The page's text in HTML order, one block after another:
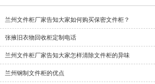
兰州文件柜厂家告知大家如何购买保密文件柜？
张掖旧衣物回收柜定制电话
兰州文件柜厂家告知大家怎样清除文件柜的异味
兰州钢制文件柜的优点